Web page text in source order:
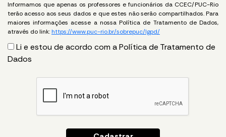
Informamos que apenas os professores e funcionários da CCEC/PUC-Rio
terão acesso aos seus dados e que estes não serão compartilhados. Para
maiores informações acesse a nossa Política de Tratamento de Dados,
através do link: https://www.puc-rio.br/sobrepuc/lgpd/
Li e estou de acordo com a Política de Tratamento de
Dados